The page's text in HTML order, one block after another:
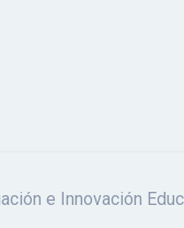
e Innovación